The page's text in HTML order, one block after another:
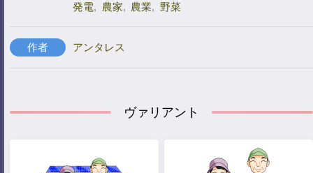
発電, 農家, 農業, 野菜
作者 アンタレス
ヴァリアント